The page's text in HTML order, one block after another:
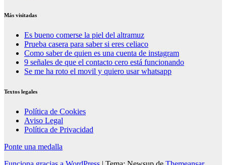
Más visitadas
Es bueno comerse la piel del altramuz
Prueba casera para saber si eres celiaco
Como saber de quien es una cuenta de instagram
9 señales de que el contacto cero está funcionando
Se me ha roto el movil y quiero usar whatsapp
Textos legales
Política de Cookies
Aviso Legal
Política de Privacidad
Ponte una medalla